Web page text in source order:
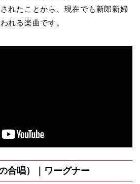
れたことから、現在でも新郎新婦
れる楽曲です。
合唱）｜ワーグナー